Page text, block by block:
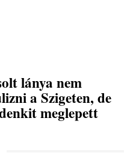
lánya nem
a Szigeten, de
meglepett